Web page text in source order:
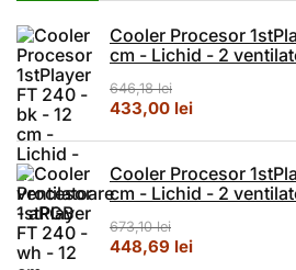
Cooler Procesor
cm - Lichid - 2
646,18lei
Prețul inițial a fost:
433,00 leiPrețul
Cooler Procesor
cm - Lichid - 2
673,10lei
Prețul inițial a fost:
448,69 leiPrețul